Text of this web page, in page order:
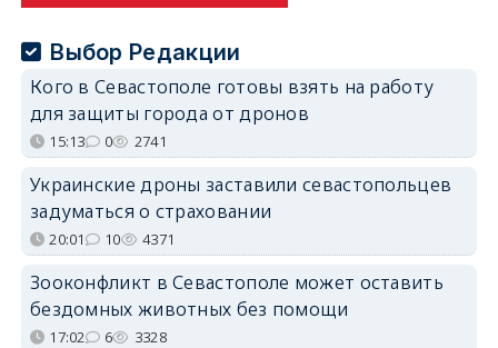
Выбор Редакции
Кого в Севастополе готовы взять на работу
для защиты города от дронов
15:13 0 2741
Украинские дроны заставили севастопольцев
задуматься о страховании
20:01 10 4371
Зооконфликт в Севастополе может оставить
бездомных животных без помощи
17:02 6 3328